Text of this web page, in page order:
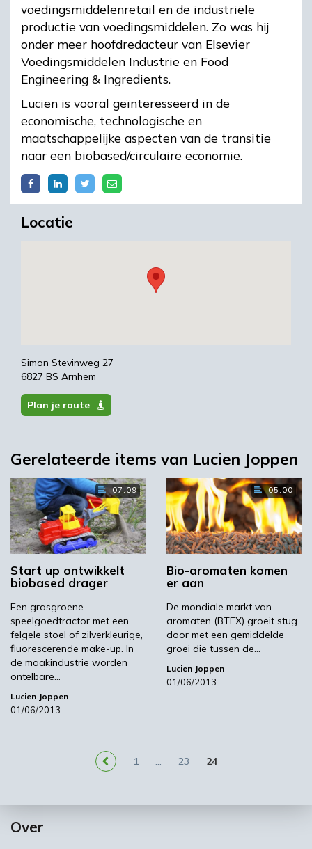
voedingsmiddelenretail en de industriële
productie van voedingsmiddelen. Zo was hij
onder meer hoofdredacteur van Elsevier
Voedingsmiddelen Industrie en Food
Engineering & Ingredients.
Lucien is vooral geïnteresseerd in de
economische, technologische en
maatschappelijke aspecten van de transitie
naar een biobased/circulaire economie.
Locatie
Simon Stevinweg 27
6827 BS Arnhem
Plan je route
Gerelateerde items van Lucien Joppen
07:09
Start up ontwikkelt
biobased drager
Een grasgroene
speelgoedtractor met een
felgele stoel of zilverkleurige,
fluorescerende make-up. In
de maakindustrie worden
ontelbare…
Lucien Joppen
01/06/2013
05:00
Bio-aromaten komen
er aan
De mondiale markt van
aromaten (BTEX) groeit stug
door met een gemiddelde
groei die tussen de…
Lucien Joppen
01/06/2013
1 … 23 24
Over